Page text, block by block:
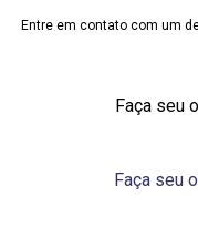
Entre em contato com um
Faça seu
Faça seu